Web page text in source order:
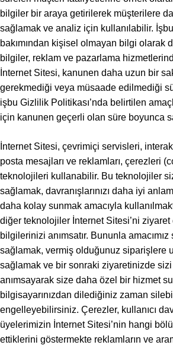
bilgiler bir araya getirilerek müşterilere
sağlamak ve analiz için kullanılabilir.
bakımından kişisel olmayan bilgi olarak
bilgiler, reklam ve pazarlama
İnternet Sitesi, kanunen daha uzun bir
gerekmediği veya müsaade edilmediği
işbu Gizlilik Politikası’nda belirtilen
için kanunen geçerli olan süre boyunca
İnternet Sitesi, çevrimiçi servisleri,
posta mesajları ve reklamları, çerezleri
teknolojileri kullanabilir. Bu teknolojiler
sağlamak, davranışlarınızı daha iyi
daha kolay sunmak amacıyla
diğer teknolojiler İnternet Sitesi’ni
bilgilerinizi anımsatır. Bununla amacımız
sağlamak, vermiş olduğunuz siparişlere
sağlamak ve bir sonraki ziyaretinizde
anımsayarak size daha özel bir hizmet
bilgisayarınızdan dilediğiniz zaman
engelleyebilirsiniz. Çerezler, kullanıcı
üyelerimizin İnternet Sitesi’nin hangi
ettiklerini göstermekte reklamların ve